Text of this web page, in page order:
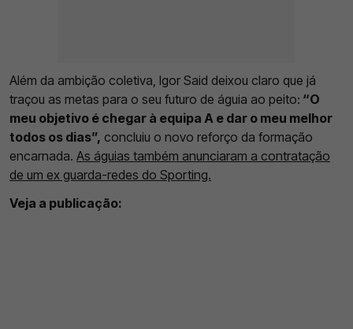
Além da ambição coletiva, Igor Said deixou claro que já
traçou as metas para o seu futuro de águia ao peito: “O
meu objetivo é chegar à equipa A e dar o meu melhor
todos os dias”, concluiu o novo reforço da formação
encarnada. As águias também anunciaram a contratação
de um ex guarda-redes do Sporting.
Veja a publicação: